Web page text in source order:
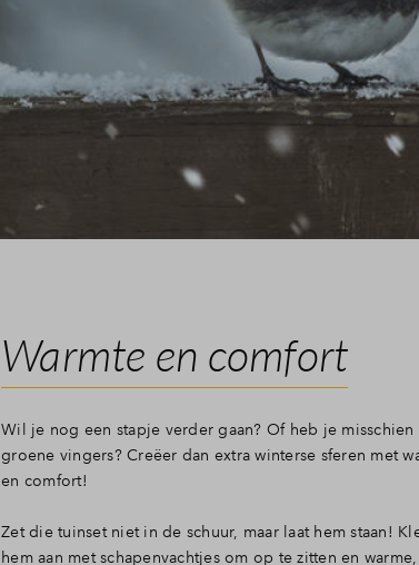
Warmte en comfort
Wil je nog een stapje verder gaan? Of heb je misschien
groene vingers? Creëer dan extra winterse sferen met
en comfort!
Zet die tuinset niet in de schuur, maar laat hem staan!
hem aan met schapenvachtjes om op te zitten en warme,